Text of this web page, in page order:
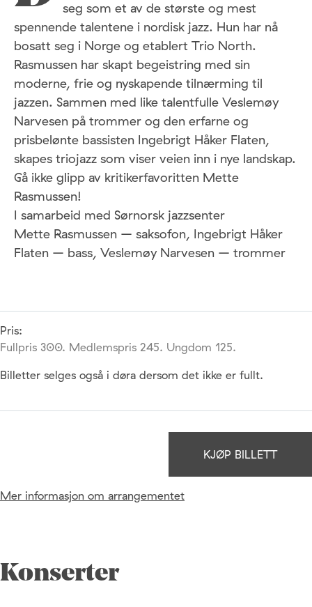
seg som et av de største og mest
spennende talentene i nordisk jazz. Hun har nå
bosatt seg i Norge og etablert Trio North.
Rasmussen har skapt begeistring med sin
moderne, frie og nyskapende tilnærming til
jazzen. Sammen med like talentfulle Veslemøy
Narvesen på trommer og den erfarne og
prisbelønte bassisten Ingebrigt Håker Flaten,
skapes triojazz som viser veien inn i nye landskap.
Gå ikke glipp av kritikerfavoritten Mette
Rasmussen!
I samarbeid med Sørnorsk jazzsenter
Mette Rasmussen – saksofon, Ingebrigt Håker
Flaten – bass, Veslemøy Narvesen – trommer
Pris:
Fullpris 300. Medlemspris 245. Ungdom 125.
Billetter selges også i døra dersom det ikke er fullt.
KJØP BILLETT
Mer informasjon om arrangementet
Konserter